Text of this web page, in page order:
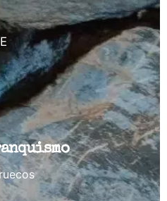
29 AGOSTO
Yungas, Coroico.
SÁBADO
Exploración Barranco
Cristobal
Yungas, Coroico. | Bolivia.